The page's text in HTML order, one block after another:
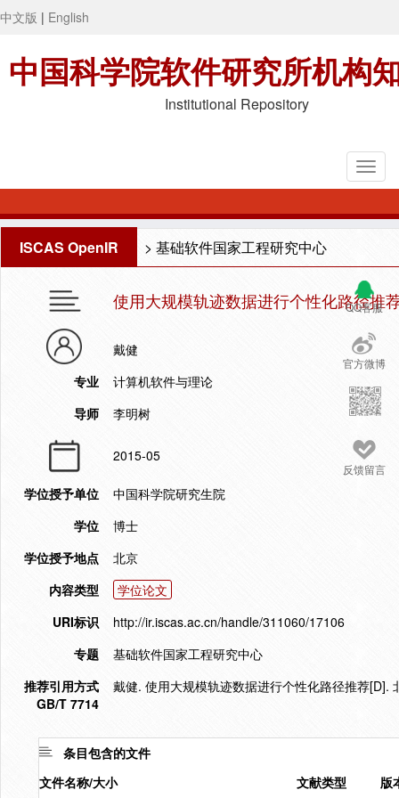
中文版 | English
中国科学院软件研究所机构
Institutional Repository
ISCAS OpenIR > 基础软件国家工程研究中心
QQ客服
官方微博
反馈留言
使用大规模轨迹数据进行个性化路径推
戴健
专业
计算机软件与理论
导师
李明树
2015-05
学位授予单位
中国科学院研究生院
学位
博士
学位授予地点
北京
内容类型
学位论文
URI标识
http://ir.iscas.ac.cn/handle/311060/17106
专题
基础软件国家工程研究中心
推荐引用方式
GB/T 7714
戴健. 使用大规模轨迹数据进行个性化路径推荐[D].
条目包含的文件
文件名称/大小
文献类型 版